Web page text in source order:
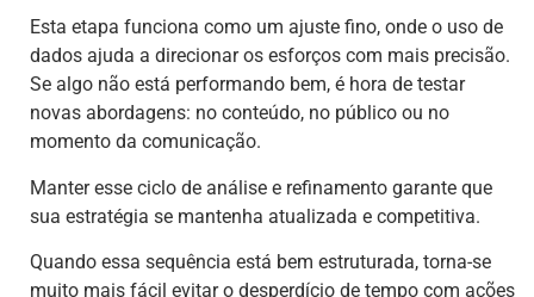
Esta etapa funciona como um ajuste fino, onde o uso de
dados ajuda a direcionar os esforços com mais precisão.
Se algo não está performando bem, é hora de testar
novas abordagens: no conteúdo, no público ou no
momento da comunicação.
Manter esse ciclo de análise e refinamento garante que
sua estratégia se mantenha atualizada e competitiva.
Quando essa sequência está bem estruturada, torna-se
muito mais fácil evitar o desperdício de tempo com ações